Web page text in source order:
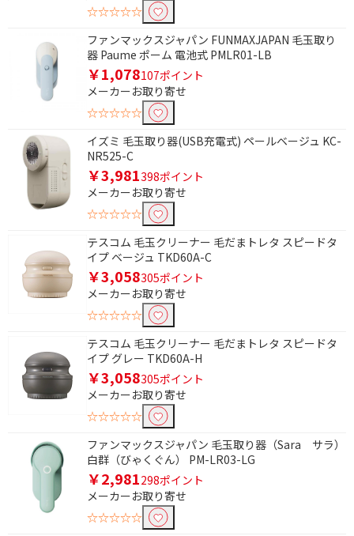
☆☆☆☆☆
ファンマックスジャパン FUNMAXJAPAN 毛玉取り
器 Paume ポーム 電池式 PMLR01-LB
￥1,078107ポイント
メーカーお取り寄せ
☆☆☆☆☆
イズミ 毛玉取り器(USB充電式) ペールベージュ KC-
NR525-C
￥3,981398ポイント
メーカーお取り寄せ
☆☆☆☆☆
テスコム 毛玉クリーナー 毛だまトレタ スピードタ
イプ ベージュ TKD60A-C
￥3,058305ポイント
メーカーお取り寄せ
☆☆☆☆☆
テスコム 毛玉クリーナー 毛だまトレタ スピードタ
イプ グレー TKD60A-H
￥3,058305ポイント
メーカーお取り寄せ
☆☆☆☆☆
ファンマックスジャパン 毛玉取り器（Sara サラ）
白群（びゃくぐん） PM-LR03-LG
￥2,981298ポイント
メーカーお取り寄せ
☆☆☆☆☆
条件で絞り込む
フリーワードで絞り込む
除外する
除外する にチェックを入れると、指定したワード
を除外して検索します。
価格で絞り込む
円~
円